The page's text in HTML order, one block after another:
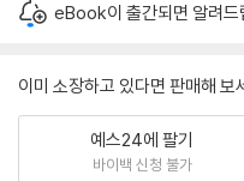
eBook이 출간되면 알려드
이미 소장하고 있다면 판매해 보
예스24에 팔기
바이백 신청 불가